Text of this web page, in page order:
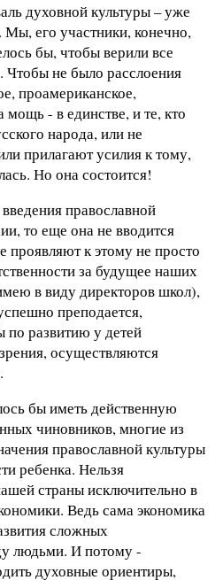
духовной культуры – уже
Мы, его участники, конечно,
бы, чтобы верили все
Чтобы не было расслоения
проамериканское,
- в единстве, и те, кто
народа, или не
прилагают усилия к тому,
Но она состоится!
православной
то еще она не вводится
проявляют к этому не просто
за будущее наших
в виду директоров школ),
преподается,
развитию у детей
осуществляются
бы иметь действенную
чиновников, многие из
православной культуры
ребенка. Нельзя
страны исключительно в
Ведь сама экономика
сложных
людьми. И потому -
духовные ориентиры,